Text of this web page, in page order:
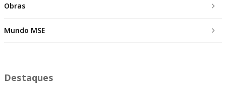
Obras
Mundo MSE
Destaques